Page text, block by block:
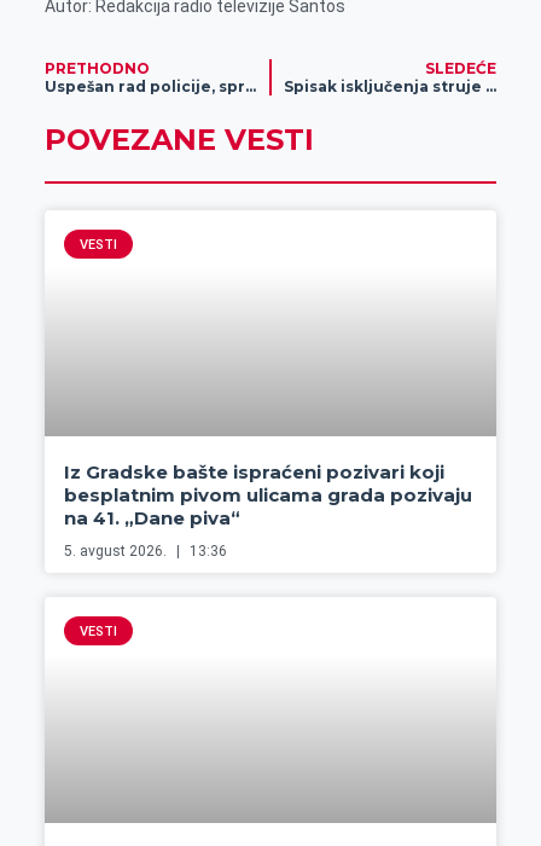
Autor: Redakcija radio televizije Santos
PRETHODNO
Uspešan rad policije, sprečen šverc cigareta (FOTO)
SLEDEĆE
Spisak isključenja struje u Zrenjaninu
POVEZANE VESTI
VESTI
Iz Gradske bašte ispraćeni pozivari koji
besplatnim pivom ulicama grada pozivaju
na 41. „Dane piva“
5. avgust 2026. 13:36
VESTI